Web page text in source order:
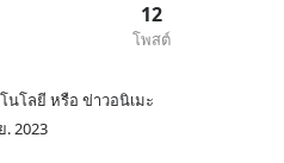
12
โพสต์
นโลยี หรือ ข่าวอนิเมะ
. 2023